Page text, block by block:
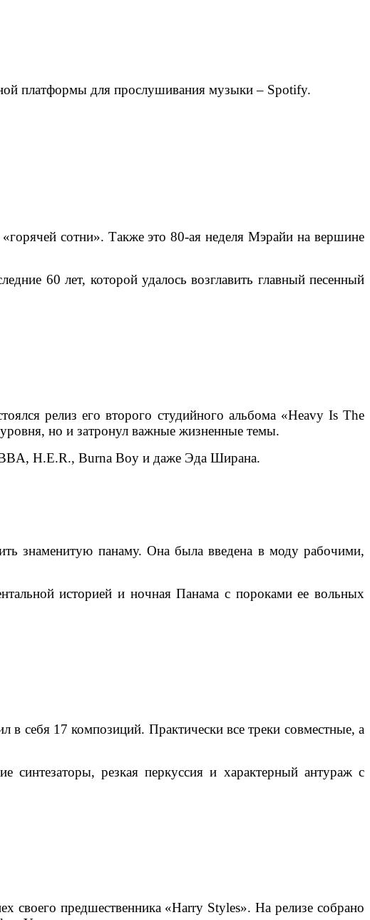
платформы для прослушивания музыки – Spotify.
сотни». Также это 80-ая неделя Мэрайи на вершине
60 лет, которой удалось возглавить главный песенный
релиз его второго студийного альбома «Heavy Is The
но и затронул важные жизненные темы.
H.E.R., Burna Boy и даже Эда Ширана.
знаменитую панаму. Она была введена в моду рабочими,
историей и ночная Панама с пороками ее вольных
себя 17 композиций. Практически все треки совместные, а
резкая перкуссия и характерный антураж с
своего предшественника «Harry Styles».На релизе собрано